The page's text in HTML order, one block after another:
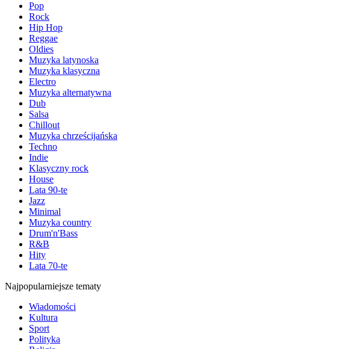
Pop
Rock
Hip Hop
Reggae
Oldies
Muzyka latynoska
Muzyka klasyczna
Electro
Muzyka alternatywna
Dub
Salsa
Chillout
Muzyka chrześcijańska
Techno
Indie
Klasyczny rock
House
Lata 90-te
Jazz
Minimal
Muzyka country
Drum'n'Bass
R&B
Hity
Lata 70-te
Najpopularniejsze tematy
Wiadomości
Kultura
Sport
Polityka